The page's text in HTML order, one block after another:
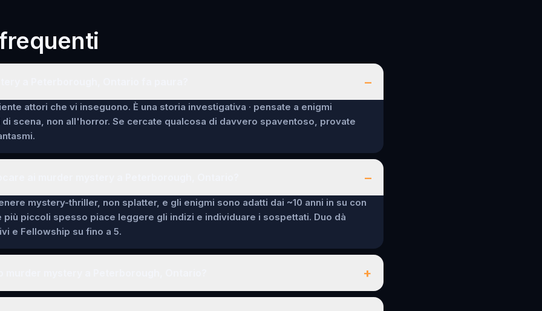
–
attori che vi inseguono. È una storia investigativa · pensate a enigmi
scena, non all'horror. Se cercate qualcosa di davvero spaventoso, provate
–
mystery-thriller, non splatter, e gli enigmi sono adatti dai ~10 anni in su con
più piccoli spesso piace leggere gli indizi e individuare i sospettati. Duo dà
e Fellowship su fino a 5.
+